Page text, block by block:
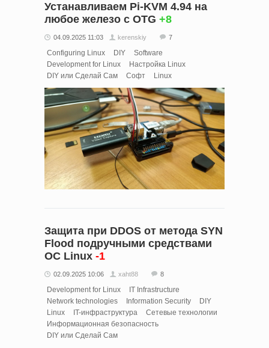
Устанавливаем Pi-KVM 4.94 на
любое железо с OTG +8
04.09.2025 11:03 kerenskiy 7
Configuring Linux DIY
Software
Development for Linux
Настройка Linux
DIY или Сделай Сам
Софт Linux
Защита при DDOS от метода SYN
Flood подручными средствами
ОС Linux -1
02.09.2025 10:06 xaht88 8
Development for Linux
IT Infrastructure
Network technologies
Information Security
DIY
Linux
IT-инфраструктура
Сетевые технологии
Информационная безопасность
DIY или Сделай Сам